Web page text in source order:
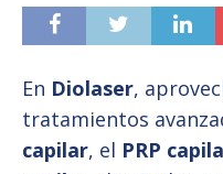
En Diolaser,
tratamientos
capilar, el PRP